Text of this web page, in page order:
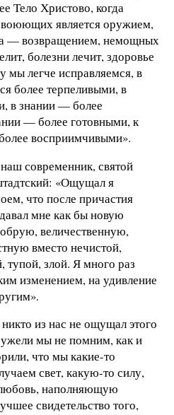
Тело Христово, когда
является оружием,
— возвращением, немощных
болезни лечит, здоровье
мы легче исправляемся, в
более терпеливыми, в
в знании — более
— более готовными, к
восприимчивыми».
современник, святой
«Ощущал я
что после причастия
мне как бы новую
величественную,
вместо нечистой,
тупой, злой. Я много раз
изменением, на удивление
из нас не ощущал этого
мы не помним, как и
что мы какие-то
свет, какую-то силу,
наполняющую
свидетельство того,